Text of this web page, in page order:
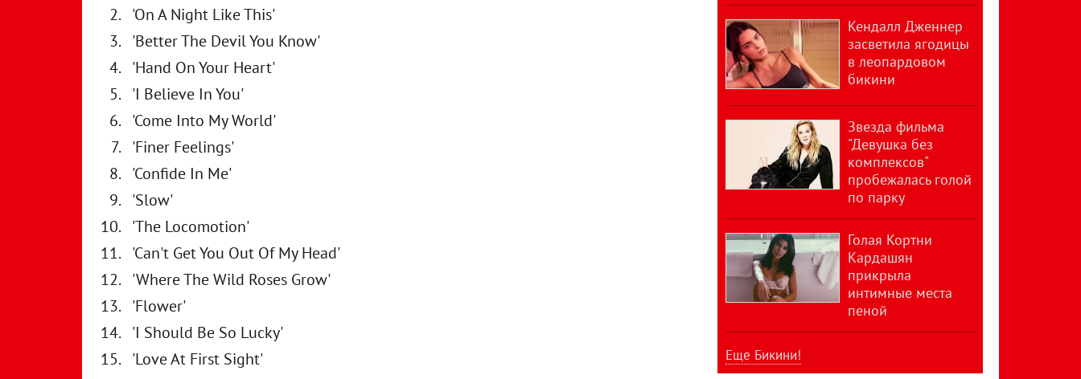
'On A Night Like This'
'Better The Devil You Know'
'Hand On Your Heart'
'I Believe In You'
'Come Into My World'
'Finer Feelings'
'Confide In Me'
'Slow'
'The Locomotion'
'Can't Get You Out Of My Head'
'Where The Wild Roses Grow'
'Flower'
'I Should Be So Lucky'
'Love At First Sight'
Кендалл Дженнер
засветила ягодицы
в леопардовом
бикини
Звезда фильма
"Девушка без
комплексов"
пробежалась голой
по парку
Голая Кортни
Кардашян
прикрыла
интимные места
пеной
Еще Бикини!